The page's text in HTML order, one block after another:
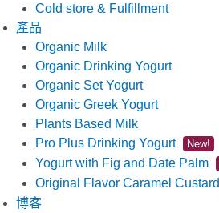
Cold store & Fulfillment
產品
Organic Milk
Organic Drinking Yogurt
Organic Set Yogurt
Organic Greek Yogurt
Plants Based Milk
Pro Plus Drinking Yogurt
New!
Yogurt with Fig and Date Palm
Original Flavor Caramel Custard
博客